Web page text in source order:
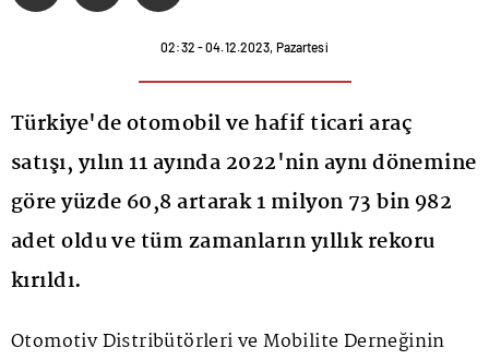
02:32 - 04.12.2023, Pazartesi
Türkiye'de otomobil ve hafif ticari araç
satışı, yılın 11 ayında 2022'nin aynı dönemine
göre yüzde 60,8 artarak 1 milyon 73 bin 982
adet oldu ve tüm zamanların yıllık rekoru
kırıldı.
Otomotiv Distribütörleri ve Mobilite Derneğinin